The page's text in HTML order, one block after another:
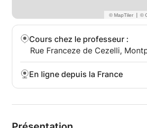
|
Cours chez le professeur :
Rue Franceze de Cezelli,
En ligne depuis la France